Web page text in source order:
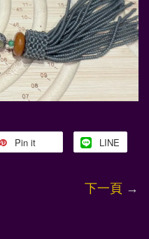
Pin it LINE
下一頁 →